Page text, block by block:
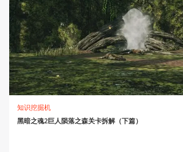
知识挖掘机
黑暗之魂2巨人陨落之森关卡拆解（下篇）